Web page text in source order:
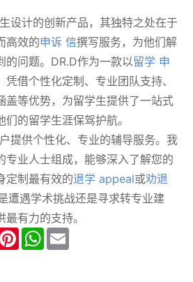
设计的创新产品，其独特之处在于
高效的申诉 信撰写服务，为他们解
的问题。DR.D作为一款以留学 申
借个性化定制、专业团队支持、
盖等优势，为留学生提供了一站式
的留学生涯保驾护航。
提供个性化、专业的辅导服务。我
专业人士组成，能够深入了解您的
定制最有效的退学 appeal或劝退
遭遇学术挑战还是寻求转专业建
有力的支持。
PinterestWhatsApp